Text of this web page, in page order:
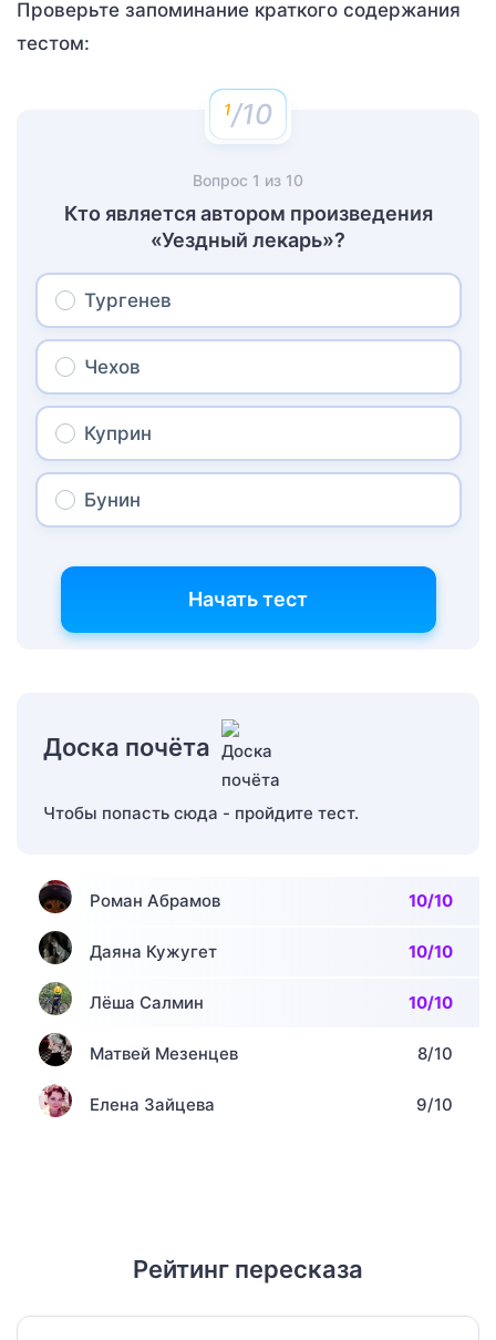
Проверьте запоминание краткого содержания
тестом:
/10
Вопрос 1 из 10
Кто является автором произведения
«Уездный лекарь»?
Тургенев
Чехов
Куприн
Бунин
Начать тест
Доска почёта
Чтобы попасть сюда - пройдите тест.
Роман Абрамов 10/10
Даяна Кужугет 10/10
Лёша Салмин 10/10
Матвей Мезенцев 8/10
Елена Зайцева 9/10
Рейтинг пересказа